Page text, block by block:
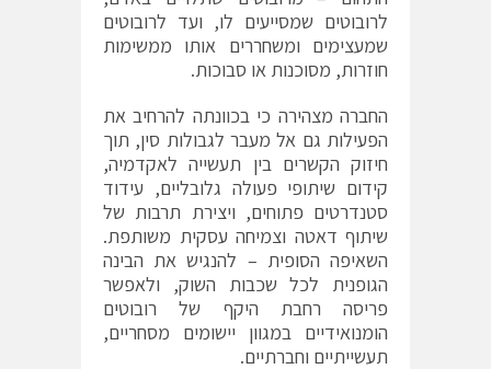
לרובוטים שמסייעים לו, ועד לרובוטים
שמעצימים ומשחררים אותו ממשימות
חוזרות, מסוכנות או סבוכות.
החברה מצהירה כי בכוונתה להרחיב את
הפעילות גם אל מעבר לגבולות סין, תוך
חיזוק הקשרים בין תעשייה לאקדמיה,
קידום שיתופי פעולה גלובליים, עידוד
סטנדרטים פתוחים, ויצירת תרבות של
שיתוף דאטה וצמיחה עסקית משותפת.
השאיפה הסופית – להנגיש את הבינה
הגופנית לכל שכבות השוק, ולאפשר
פריסה רחבת היקף של רובוטים
הומנואידיים במגוון יישומים מסחריים,
תעשייתיים וחברתיים.